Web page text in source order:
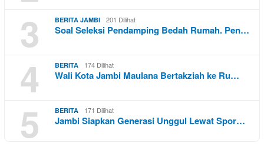
3 BERITA JAMBI 201 Dilihat
Soal Seleksi Pendamping Bedah Rumah. Pen…
4 BERITA 174 Dilihat
Wali Kota Jambi Maulana Bertakziah ke Ru…
5 BERITA 171 Dilihat
Jambi Siapkan Generasi Unggul Lewat Spor…